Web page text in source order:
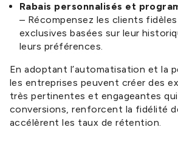
Rabais personnalisés et
– Récompensez les clients
exclusives basées sur leur
leurs préférences.
En adoptant l’automatisation et la
les entreprises peuvent créer des
très pertinentes et engageantes
conversions, renforcent la fidélité
accélèrent les taux de rétention.